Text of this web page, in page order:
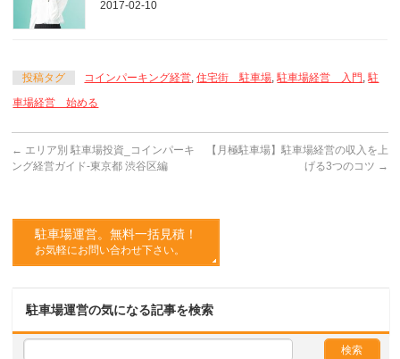
2017-02-10
投稿タグ コインパーキング経営,住宅街 駐車場,駐車場経営 入門 ,駐
車場経営 始める
← エリア別 駐車場投資_コインパーキ
ング経営ガイド-東京都 渋谷区編
【月極駐車場】駐車場経営の収入を上
げる3つのコツ →
駐車場運営。無料一括見積！
お気軽にお問い合わせ下さい。
駐車場運営の気になる記事を検索